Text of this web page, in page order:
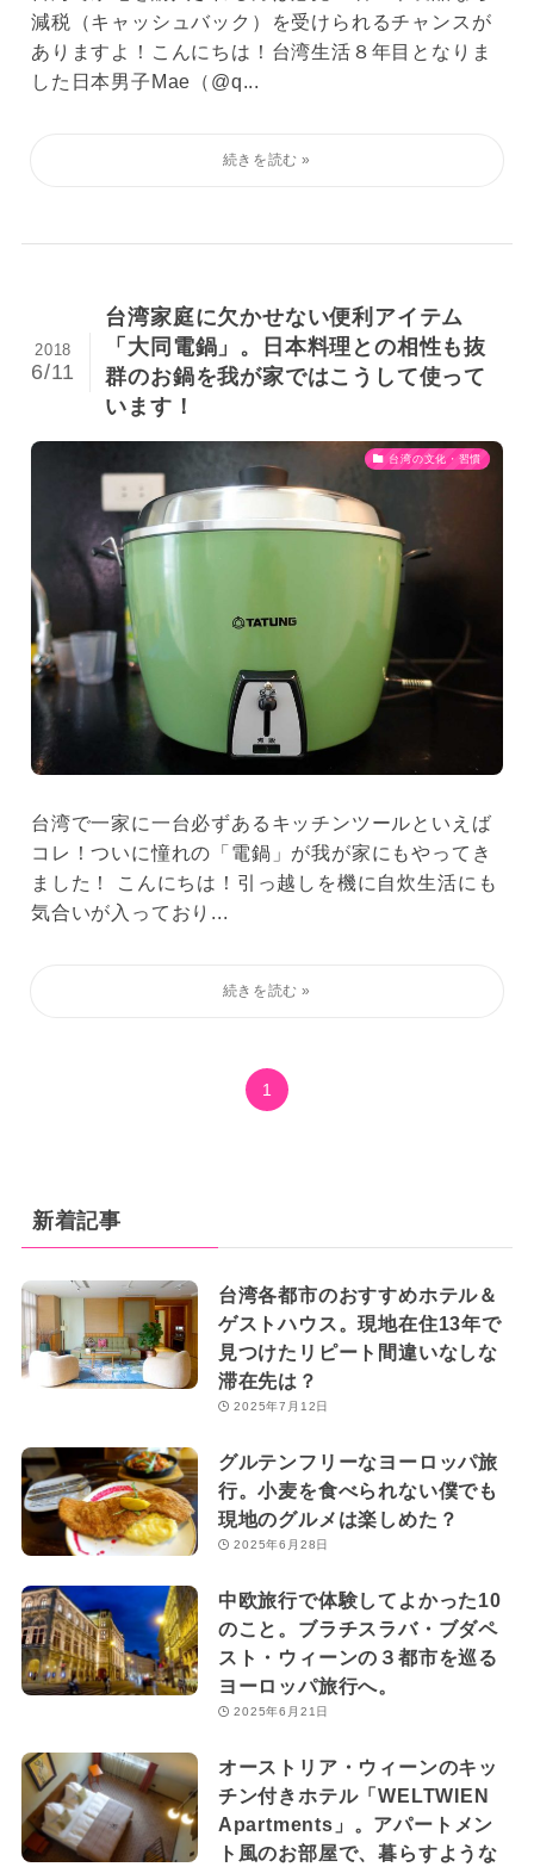
減税（キャッシュバック）を受けられるチャンスが
ありますよ！こんにちは！台湾生活８年目となりま
した日本男子Mae（@q...
台湾家庭に欠かせない便利アイテム
「大同電鍋」。日本料理との相性も抜
群のお鍋を我が家ではこうして使って
います！
2018
6/11
台湾の文化・習慣
台湾で一家に一台必ずあるキッチンツールといえば
コレ！ついに憧れの「電鍋」が我が家にもやってき
ました！ こんにちは！引っ越しを機に自炊生活にも
気合いが入っており...
1
新着記事
台湾各都市のおすすめホテル＆
ゲストハウス。現地在住13年で
見つけたリピート間違いなしな
滞在先は？
2025年7月12日
グルテンフリーなヨーロッパ旅
行。小麦を食べられない僕でも
現地のグルメは楽しめた？
2025年6月28日
中欧旅行で体験してよかった10
のこと。ブラチスラバ・ブダペ
スト・ウィーンの３都市を巡る
ヨーロッパ旅行へ。
2025年6月21日
オーストリア・ウィーンのキッ
チン付きホテル「WELTWIEN
Apartments」。アパートメン
ト風のお部屋で、暮らすような